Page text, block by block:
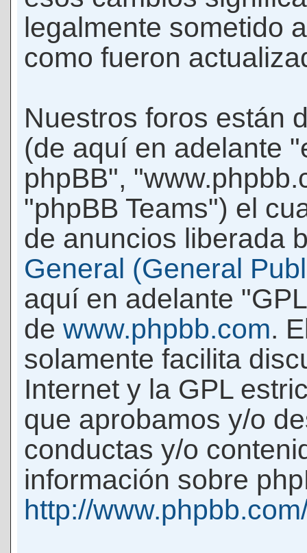
legalmente sometido
como fueron
Nuestros foros están
(de aquí en adelante
phpBB",
"phpBB Teams") el
de anuncios liberada
General (General
aquí en adelante
de www.phpbb.com.
solamente facilita
Internet y la GPL
que aprobamos y/o
conductas y/o
información sobre
http://